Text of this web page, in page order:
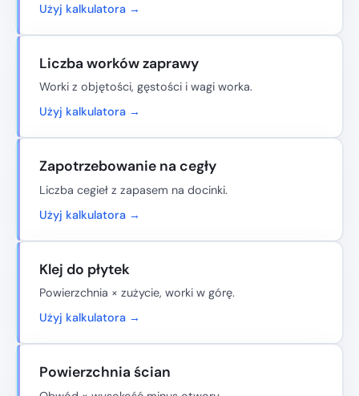
Użyj kalkulatora →
Liczba worków zaprawy
Worki z objętości, gęstości i wagi worka.
Użyj kalkulatora →
Zapotrzebowanie na cegły
Liczba cegieł z zapasem na docinki.
Użyj kalkulatora →
Klej do płytek
Powierzchnia × zużycie, worki w górę.
Użyj kalkulatora →
Powierzchnia ścian